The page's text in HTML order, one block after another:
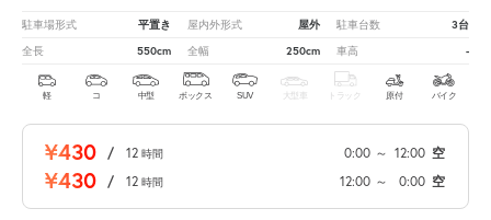
駐車場形式 平置き 屋内外形式 屋外 駐車台数 3台
全長 550cm 全幅 250cm 車高 -
軽 コ 中型 ボックス SUV 大型車 トラック 原付 バイク
¥430 / 12 時間 0:00 ～ 12:00 空
¥430 / 12 時間 12:00 ～ 0:00 空